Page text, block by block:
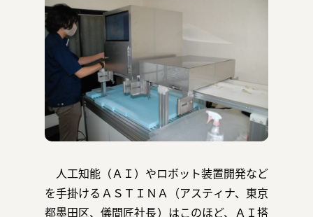
事例
お知らせ
資料ダウンロード
人工知能（ＡＩ）やロボット装置開発など
を手掛けるＡＳＴＩＮＡ（アスティナ、東京
都墨田区、儀間匠社長）はこのほど、ＡＩ搭